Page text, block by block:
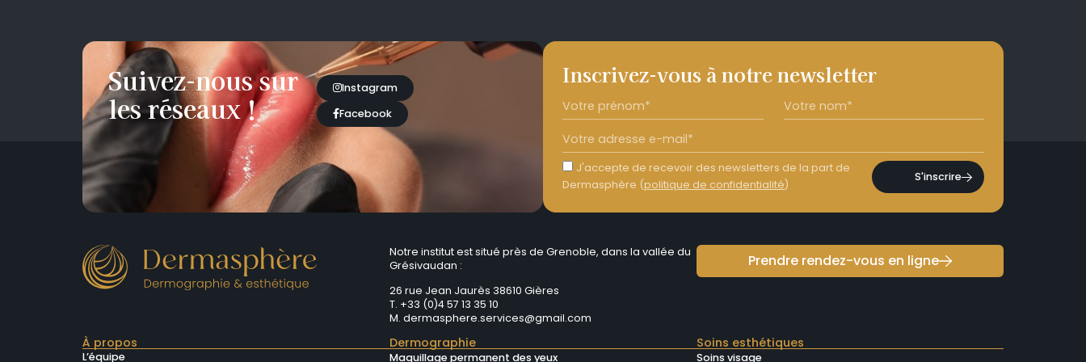
Suivez-nous sur
les réseaux !
Instagram
Facebook
Inscrivez-vous à notre newsletter
J'accepte de recevoir des newsletters de la part de
Dermasphère (politique de confidentialité)
S'inscrire
Notre institut est situé près de Grenoble, dans la vallée du
Grésivaudan :
26 rue Jean Jaurès 38610 Gières
T. +33 (0)4 57 13 35 10
M. dermasphere.services@gmail.com
Prendre rendez-vous en ligne
À propos
L’équipe
Dermographie
Maquillage permanent des yeux
Soins esthétiques
Soins visage